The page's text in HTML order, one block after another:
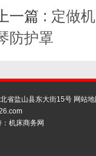
上一篇 : 定做
防护罩
省盐山县东大街15号 网站
机床商务网